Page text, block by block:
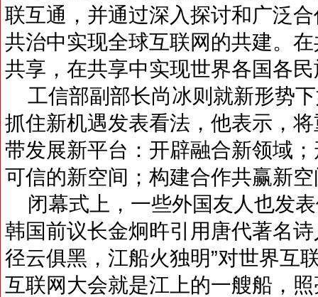
联互通，并通过深入探讨和广泛
共治中实现全球互联网的共建。
共享，在共享中实现世界各国各
工信部副部长尚冰则就新形势
抓住新机遇发表看法，他表示，
带发展新平台：开辟融合新领域
可信的新空间；构建合作共赢新
闭幕式上，一些外国友人也发
韩国前议长金炯旿引用唐代著名
径云俱黑，江船火独明”对世界互
互联网大会就是江上的一艘船，